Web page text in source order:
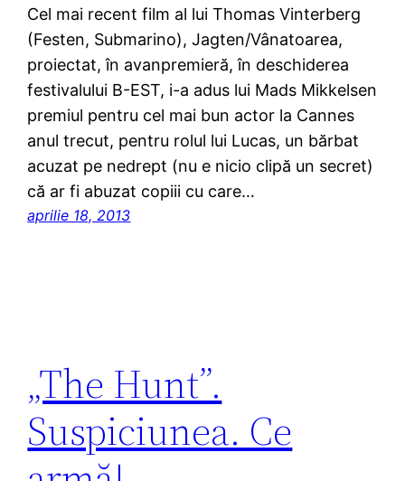
Cel mai recent film al lui Thomas Vinterberg
(Festen, Submarino), Jagten/Vânatoarea,
proiectat, în avanpremieră, în deschiderea
festivalului B-EST, i-a adus lui Mads Mikkelsen
premiul pentru cel mai bun actor la Cannes
anul trecut, pentru rolul lui Lucas, un bărbat
acuzat pe nedrept (nu e nicio clipă un secret)
că ar fi abuzat copiii cu care…
aprilie 18, 2013
„The Hunt”.
Suspiciunea. Ce